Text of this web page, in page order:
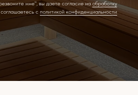
мне", вы даете согласие наобработку
c политикой конфиденциальности